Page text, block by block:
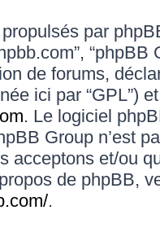
par
de forums,
ici par “GPL”)
. Le logiciel
Group n’est
acceptons et/ou
de phpBB,
.